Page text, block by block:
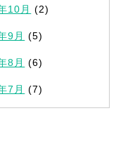
10月 (2)
9月 (5)
8月 (6)
7月 (7)